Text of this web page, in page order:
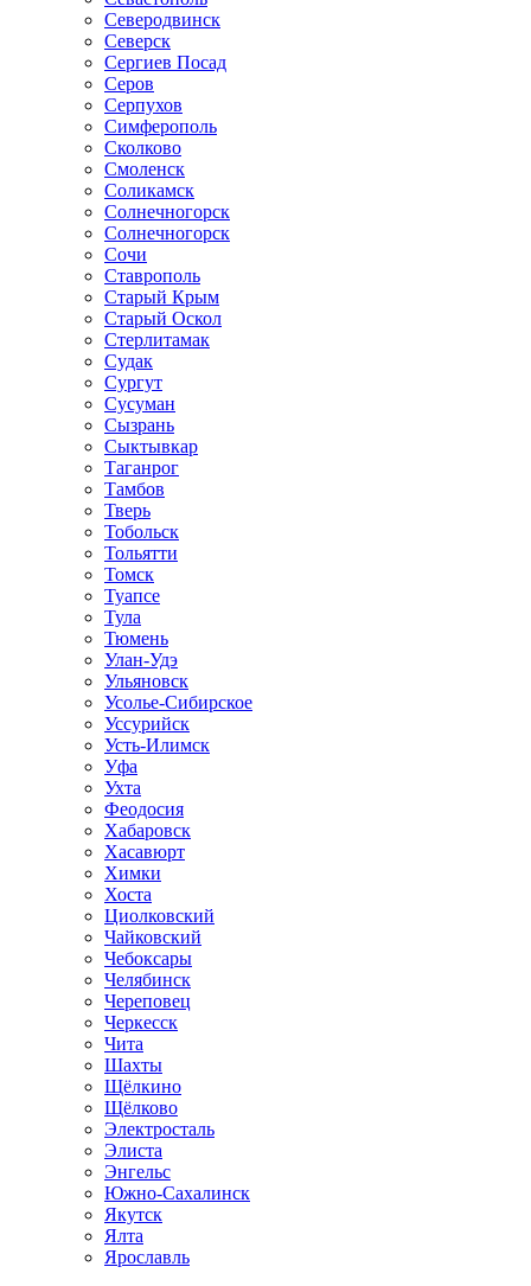
Северодвинск
Северск
Сергиев Посад
Серов
Серпухов
Симферополь
Сколково
Смоленск
Соликамск
Солнечногорск
Солнечногорск
Сочи
Ставрополь
Старый Крым
Старый Оскол
Стерлитамак
Судак
Сургут
Сусуман
Сызрань
Сыктывкар
Таганрог
Тамбов
Тверь
Тобольск
Тольятти
Томск
Туапсе
Тула
Тюмень
Улан-Удэ
Ульяновск
Усолье-Сибирское
Уссурийск
Усть-Илимск
Уфа
Ухта
Феодосия
Хабаровск
Хасавюрт
Химки
Хоста
Циолковский
Чайковский
Чебоксары
Челябинск
Череповец
Черкесск
Чита
Шахты
Щёлкино
Щёлково
Электросталь
Элиста
Энгельс
Южно-Сахалинск
Якутск
Ялта
Ярославль